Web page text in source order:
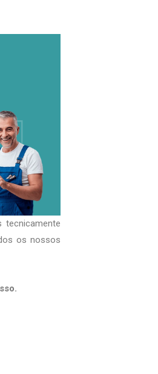
tecnicamente
os nossos